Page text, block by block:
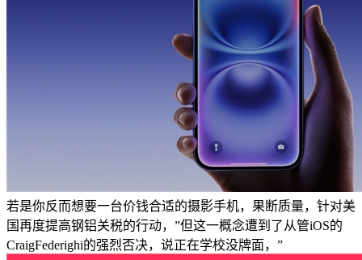
若是你反而想要一台价钱合适的摄影手机，果断质量，针对美
国再度提高钢铝关税的行动，”但这一概念遭到了从管iOS的
CraigFederighi的强烈否决，说正在学校没牌面，”